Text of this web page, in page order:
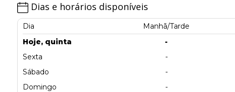
Dias e horários disponíveis
Dia Manhã/Tarde
Hoje, quinta
-
Sexta
-
Sábado
-
Domingo
-